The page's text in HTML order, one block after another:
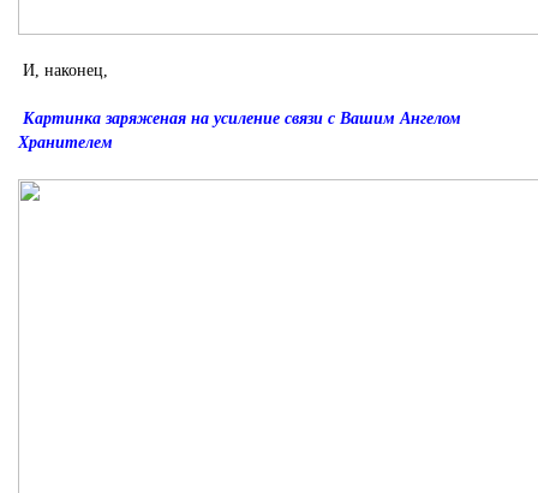
И, наконец,
Картинка заряженая на усиление связи с Вашим Ангелом
Хранителем